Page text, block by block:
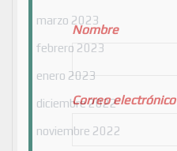
marzo 2023
febrero 2023
enero 2023
diciembre 2022
noviembre 2022
Nombre
Correo electrónico